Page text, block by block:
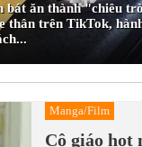
bát ăn thành "chiêu
thân trên TikTok,
Manga/Film
Cô giáo hot